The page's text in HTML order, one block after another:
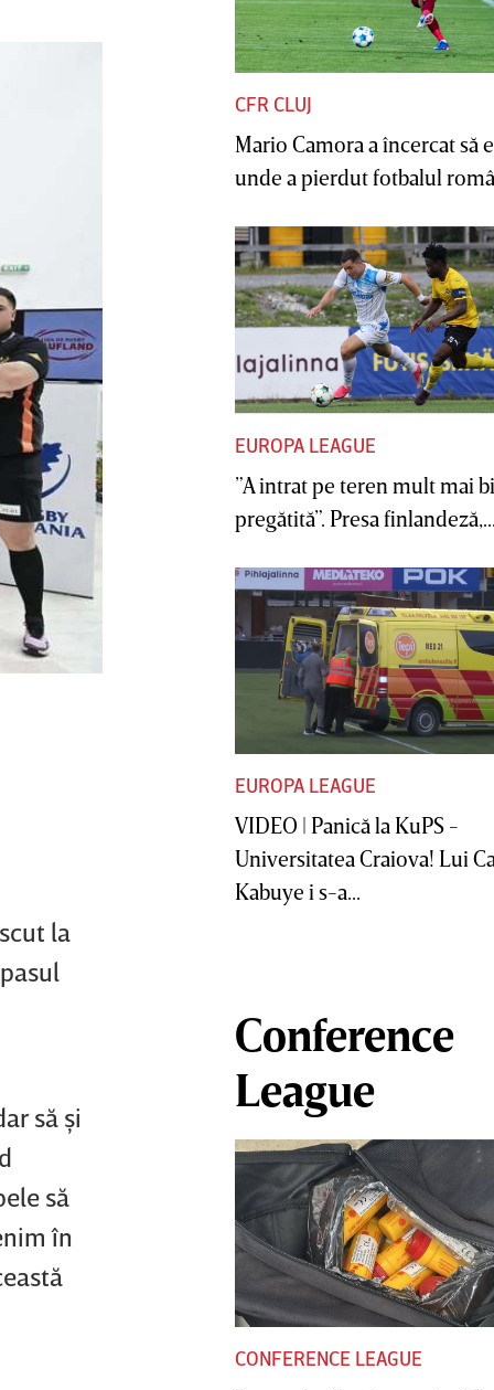
la
să şi
să
în
CFR CLUJ
Mario Camora a încercat să
unde a pierdut fotbalul
EUROPA LEAGUE
”A intrat pe teren mult mai
pregătită”. Presa
EUROPA LEAGUE
VIDEO | Panică la KuPS -
Universitatea Craiova! Lui
Kabuye i s-a...
Conference
League
CONFERENCE LEAGUE